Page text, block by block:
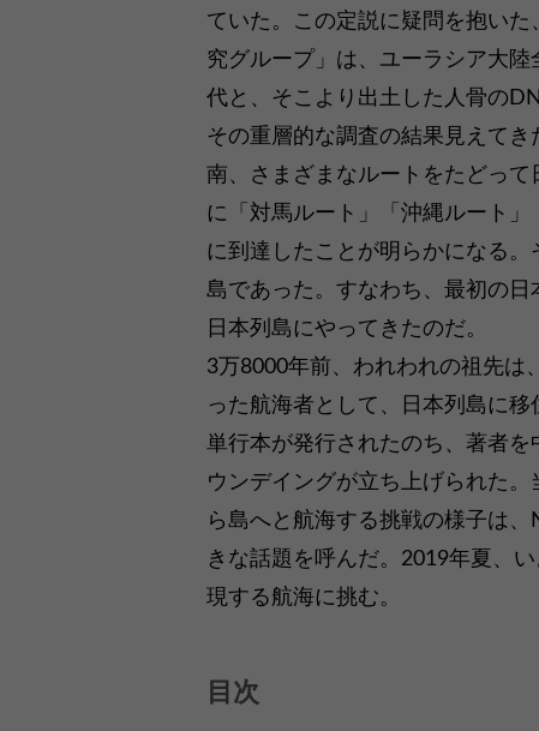
ていた。この定説に疑問を抱い
究グループ」は、ユーラシア大
代と、そこより出土した人骨の
その重層的な調査の結果見えて
南、さまざまなルートをたどっ
に「対馬ルート」「沖縄ルート
に到達したことが明らかになる
島であった。すなわち、最初の
日本列島にやってきたのだ。
3万8000年前、われわれの祖先は
った航海者として、日本列島に移
単行本が発行されたのち、著者
ウンデイングが立ち上げられた
ら島へと航海する挑戦の様子は
きな話題を呼んだ。2019年夏、
現する航海に挑む。
目次